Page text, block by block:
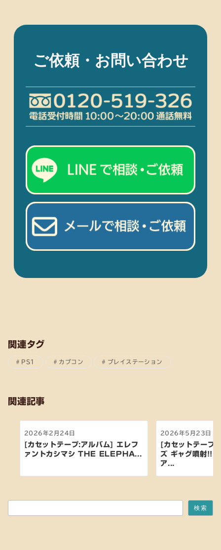
ご依頼・お問い合わせ
関連タグ
PS1 カプコン プレイステーション
関連記事
2026年2月24日
[カセットテープ:アルバム] エレフ
ァントカシマシ THE ELEPHA...
2026年5月23日
[カセットテープ:
ズ ギャグ噴射!!
ア...
検索